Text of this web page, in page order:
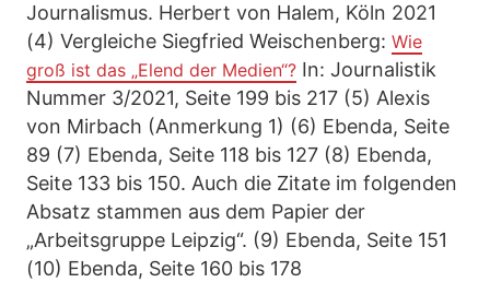
Journalismus. Herbert von Halem, Köln 2021
(4) Vergleiche Siegfried Weischenberg: Wie
groß ist das „Elend der Medien“? In: Journalistik
Nummer 3/2021, Seite 199 bis 217 (5) Alexis
von Mirbach (Anmerkung 1) (6) Ebenda, Seite
89 (7) Ebenda, Seite 118 bis 127 (8) Ebenda,
Seite 133 bis 150. Auch die Zitate im folgenden
Absatz stammen aus dem Papier der
„Arbeitsgruppe Leipzig“. (9) Ebenda, Seite 151
(10) Ebenda, Seite 160 bis 178